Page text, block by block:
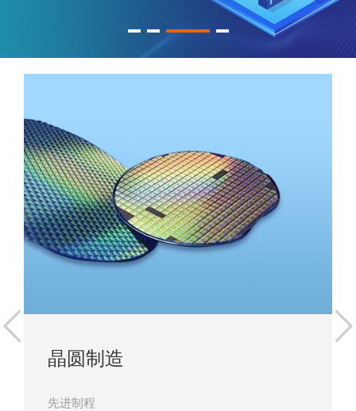
晶圆制造
先进制程